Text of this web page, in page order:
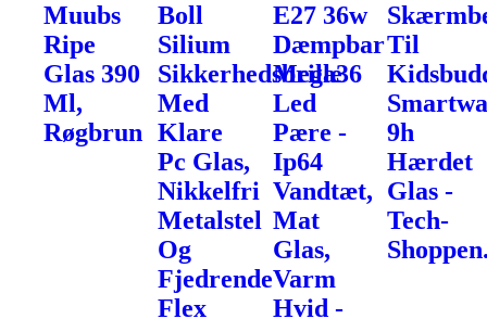
Muubs
Ripe
Glas 390
Ml,
Røgbrun
Boll
Silium
Sikkerhedsbrille
Med
Klare
Pc Glas,
Nikkelfri
Metalstel
Og
Fjedrende
Flex
E27 36w
Dæmpbar
Mega36
Led
Pære -
Ip64
Vandtæt,
Mat
Glas,
Varm
Hvid -
Til
9h
Hærdet
Glas -
Tech-